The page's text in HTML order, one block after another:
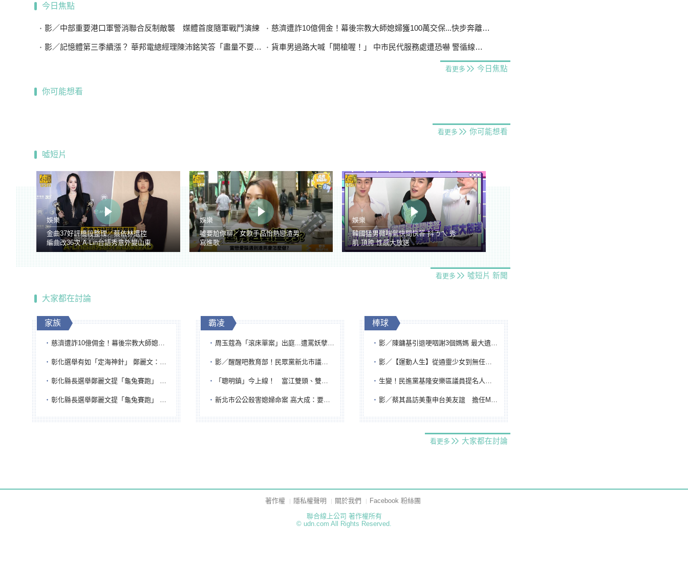
今日焦點
影／中部重要港口軍警消聯合反制敵襲 媒體首度隨軍戰鬥演練 慈濟遭詐10億佣金！幕後宗教大師媳婦獲100萬交保...快步奔離不發一語
影／記憶體第三季續漲？ 華邦電總經理陳沛銘笑答「盡量不要漲太多」 貨車男過路大喊「開槍喔！」 中市民代服務處遭恐嚇 警循線追緝
看更多 今日焦點
你可能想看
看更多 你可能想看
噓短片
娛樂
金曲37好評橋段整理／蔡依林遭控
編曲改36次 A-Lin台語秀意外變山東
腔
娛樂
噓要尬你聊／女歌手品怡熱戀渣男
寫進歌
娛樂
韓國猛男微喘氣快問快答 抖ㄋㄟ 秀
肌 頂胯 性感大放送
看更多 噓短片 新聞
大家都在討論
家族
慈濟遭詐10億佣金！幕後宗教大師媳婦獲100萬交保...快步奔離不發一語
彰化選舉有如「定海神針」 鄭麗文：傾全黨之力讓彰化贏
彰化縣長選舉鄭麗文提「龜兔賽跑」 綠營、無黨籍忙否認是烏龜
彰化縣長選舉鄭麗文提「龜兔賽跑」 綠營、無黨籍忙否認是烏龜
霸凌
周玉蔻為「滾床單案」出庭...遭罵妖孽下地獄 張淑娟批：舌頭殺人有罪
影／醒醒吧教育部！民眾黨新北市議員參選人提出校園反毒防線升級政見
「聰明鎮」今上線！ 富江雙頭、雙一、人頭氣球全登場
新北市公公殺害媳婦命案 高大成：要害殺多刀顯示怨恨深
棒球
影／陳鏞基引退哽咽謝3個媽媽 最大遺憾無緣大聯盟
影／【運動人生】從通靈少女到無任所大使 劉柏君女裁判人生國際發光
生變！民進黨基隆安樂區議員提名人黃永翔突被除名 將另提他人
影／蔡其昌訪美重申台美友誼 擔任MLB大都會台灣日開球嘉賓
看更多 大家都在討論
著作權 隱私權聲明 關於我們
Facebook 粉絲團
聯合線上公司 著作權所有
© udn.com All Rights Reserved.